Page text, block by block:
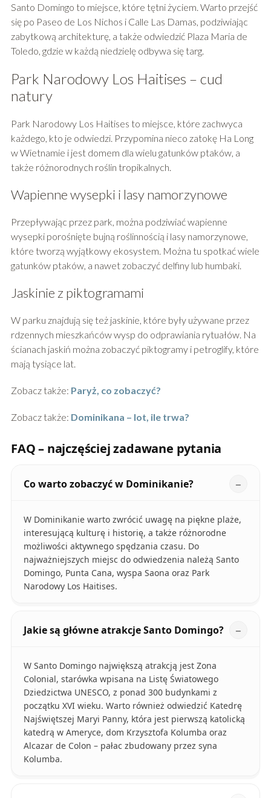
Santo Domingo to miejsce, które tętni życiem. Warto przejść
się po Paseo de Los Nichos i Calle Las Damas, podziwiając
zabytkową architekturę, a także odwiedzić Plaza Maria de
Toledo, gdzie w każdą niedzielę odbywa się targ.
Park Narodowy Los Haitises – cud
natury
Park Narodowy Los Haitises to miejsce, które zachwyca
każdego, kto je odwiedzi. Przypomina nieco zatokę Ha Long
w Wietnamie i jest domem dla wielu gatunków ptaków, a
także różnorodnych roślin tropikalnych.
Wapienne wysepki i lasy namorzynowe
Przepływając przez park, można podziwiać wapienne
wysepki porośnięte bujną roślinnością i lasy namorzynowe,
które tworzą wyjątkowy ekosystem. Można tu spotkać wiele
gatunków ptaków, a nawet zobaczyć delfiny lub humbaki.
Jaskinie z piktogramami
W parku znajdują się też jaskinie, które były używane przez
rdzennych mieszkańców wysp do odprawiania rytuałów. Na
ścianach jaskiń można zobaczyć piktogramy i petroglify, które
mają tysiące lat.
Zobacz także: Paryż, co zobaczyć?
Zobacz także: Dominikana – lot, ile trwa?
FAQ – najczęściej zadawane pytania
Co warto zobaczyć w Dominikanie?
W Dominikanie warto zwrócić uwagę na piękne plaże,
interesującą kulturę i historię, a także różnorodne
możliwości aktywnego spędzania czasu. Do
najważniejszych miejsc do odwiedzenia należą Santo
Domingo, Punta Cana, wyspa Saona oraz Park
Narodowy Los Haitises.
Jakie są główne atrakcje Santo Domingo?
W Santo Domingo największą atrakcją jest Zona
Colonial, starówka wpisana na Listę Światowego
Dziedzictwa UNESCO, z ponad 300 budynkami z
początku XVI wieku. Warto również odwiedzić Katedrę
Najświętszej Maryi Panny, która jest pierwszą katolicką
katedrą w Ameryce, dom Krzysztofa Kolumba oraz
Alcazar de Colon – pałac zbudowany przez syna
Kolumba.